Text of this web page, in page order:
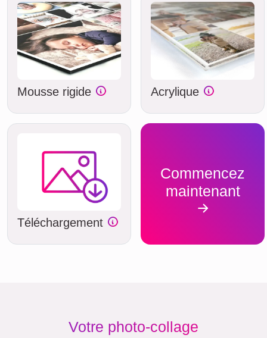
Mousse rigide Acrylique
Téléchargement
Commencez
maintenant
Votre photo-collage